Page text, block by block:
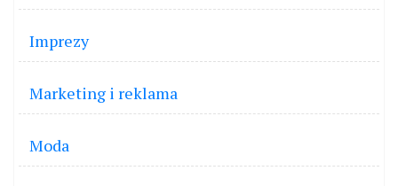
Imprezy
Marketing i reklama
Moda